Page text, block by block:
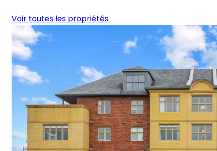
Voir toutes les propriétés